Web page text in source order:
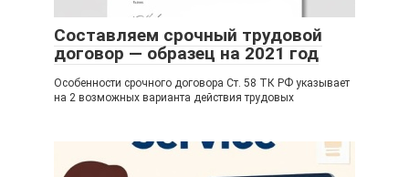
Составляем срочный трудовой
договор — образец на 2021 год
Особенности срочного договора Ст. 58 ТК РФ указывает
на 2 возможных варианта действия трудовых